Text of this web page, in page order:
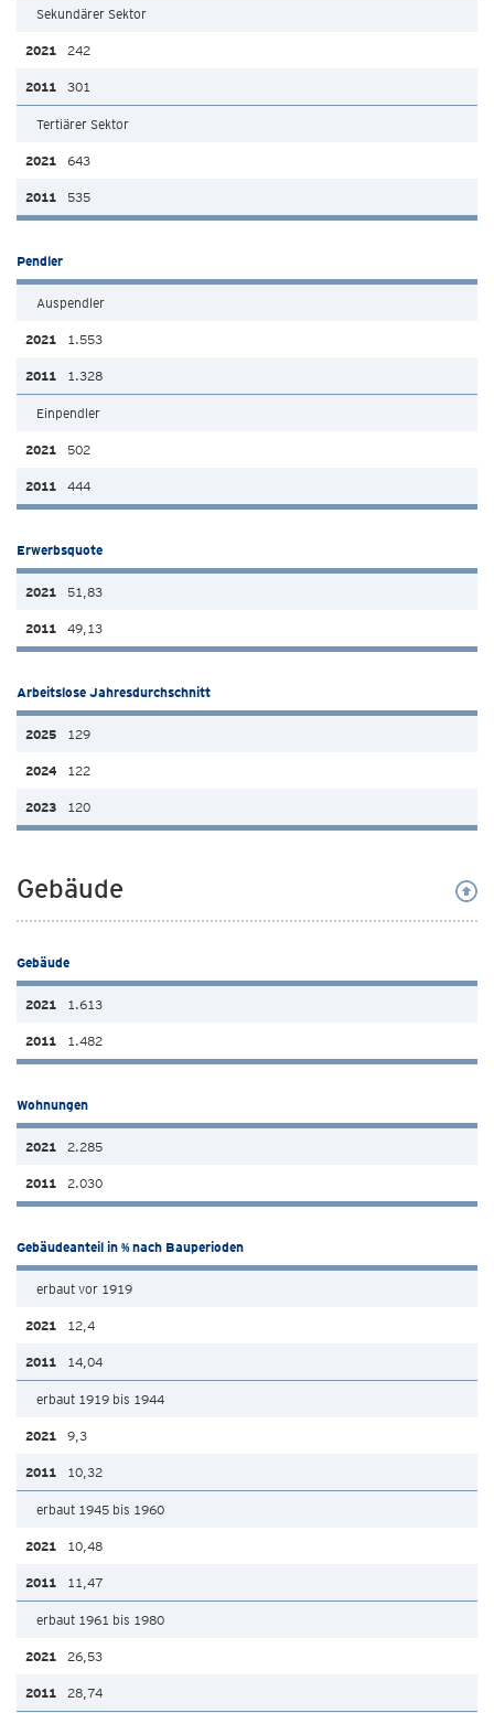
Sekundärer Sektor
242
301
Tertiärer Sektor
643
535
Pendler
Auspendler
1.553
1.328
Einpendler
502
444
Erwerbsquote
51,83
49,13
Arbeitslose Jahresdurchschnitt
129
122
120
Gebäude
Gebäude
1.613
1.482
Wohnungen
2.285
2.030
Gebäudeanteil in % nach Bauperioden
erbaut vor 1919
12,4
14,04
erbaut 1919 bis 1944
9,3
10,32
erbaut 1945 bis 1960
10,48
11,47
erbaut 1961 bis 1980
26,53
28,74